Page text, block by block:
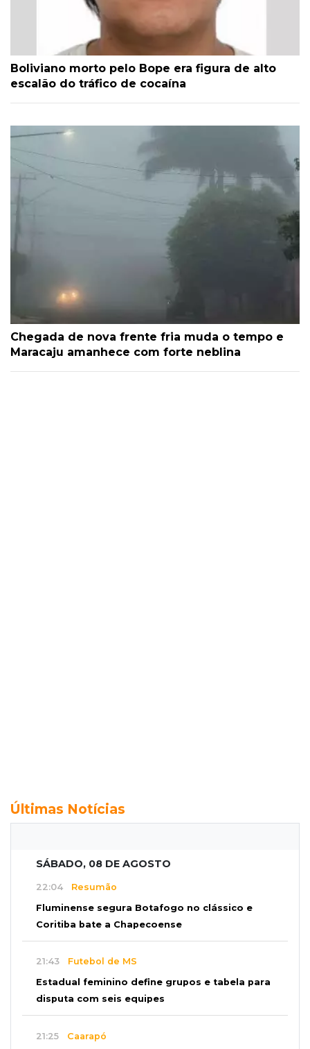
Boliviano morto pelo Bope era figura de alto
escalão do tráfico de cocaína
Chegada de nova frente fria muda o tempo e
Maracaju amanhece com forte neblina
Últimas Notícias
SÁBADO, 08 DE AGOSTO
22:04 Resumão
Fluminense segura Botafogo no clássico e
Coritiba bate a Chapecoense
21:43 Futebol de MS
Estadual feminino define grupos e tabela para
disputa com seis equipes
21:25 Caarapó